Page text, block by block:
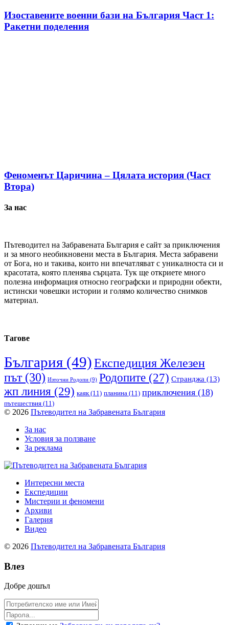
Изоставените военни бази на България Част 1:
Ракетни поделения
Феноменът Царичина – Цялата история (Част
Втора)
За нас
Пътеводител на Забравената България е сайт за приключения
и за много необикновени места в България. Места забравени
от Бога, но и такива, които ни впечатляват с уникалноста си и
красотата, която пленява сърцата. Тук ще откриете много
полезна информация относно географски и природни обекти,
истински човешки истории и голямо количество снимков
материал.
Тагове
България (49)Експедиция Железен
път(30) Източни Родопи (9) Родопите (27) Странджа (13)
жп линия (29) каяк(11) планина (11) приключения (18)
пътешествия (11)
© 2026 Пътеводител на Забравената България
За нас
Условия за ползване
За реклама
Интересни места
Експедиции
Мистерии и феномени
Архиви
Галерия
Видео
© 2026 Пътеводител на Забравената България
Влез
Добре дошъл